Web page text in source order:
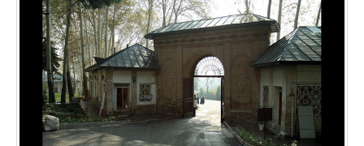
بانک، بیمه و سرمایه
مسکن و ساختمان